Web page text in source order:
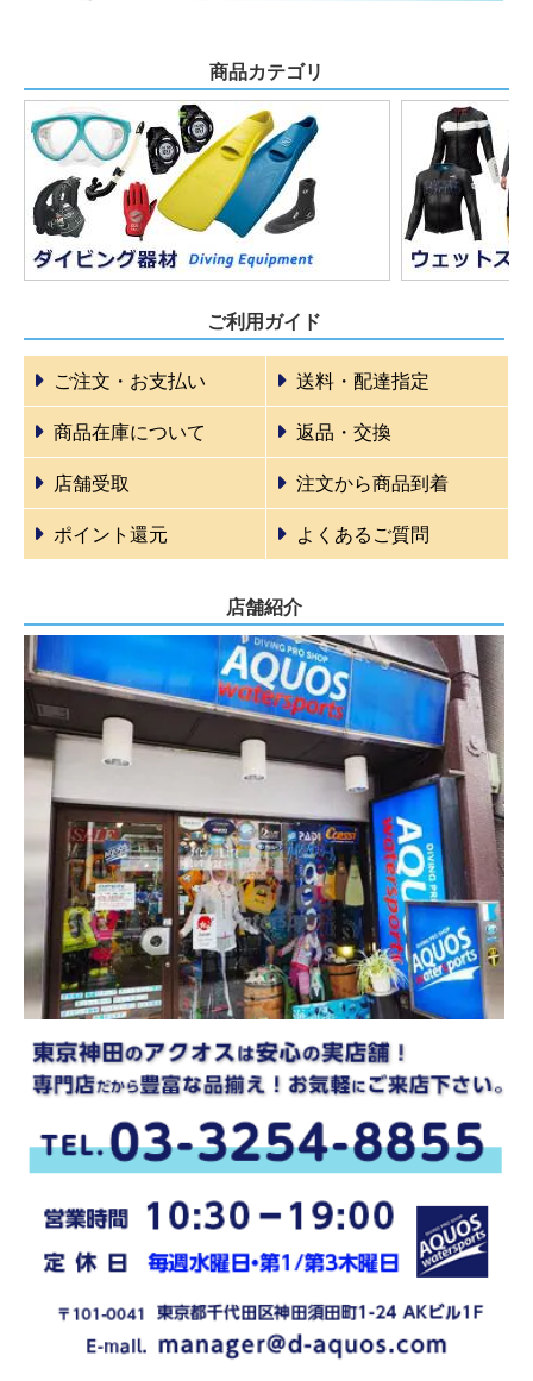
商品カテゴリ
ご利用ガイド
ご注文・お支払い 送料・配達指定
商品在庫について 返品・交換
店舗受取 注文から商品到着
ポイント還元 よくあるご質問
店舗紹介